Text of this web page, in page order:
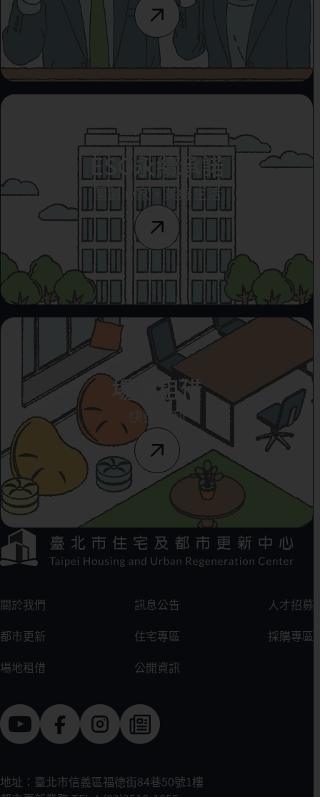
ESG永續承諾
開創心家，美好生活
場地租借
快速便利
方選單連結區
:::
關於我們 訊息公告
人才招募
都市更新
住宅專區
採購專區
場地租借
公開資訊
地址：臺北市信義區福德街84巷50號1樓